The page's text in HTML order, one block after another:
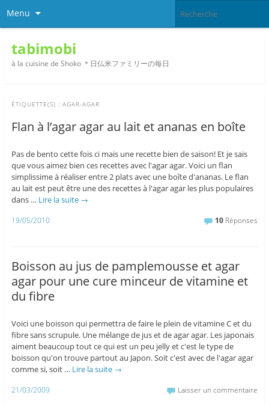
Menu
tabimobi
à la cuisine de Shoko ＊日仏米ファミリーの毎日
ÉTIQUETTE(S) : AGAR-AGAR
Flan à l’agar agar au lait et ananas en boîte
Pas de bento cette fois ci mais une recette bien de saison! Et je sais
que vous aimez bien ces recettes avec l'agar agar. Voici un flan
simplissime à réaliser entre 2 plats avec une boîte d'ananas. Le flan
au lait est peut être une des recettes à l'agar agar les plus populaires
dans … Lire la suite →
19/05/2010 10 Réponses
Boisson au jus de pamplemousse et agar
agar pour une cure minceur de vitamine et
du fibre
Voici une boisson qui permettra de faire le plein de vitamine C et du
fibre sans scrupule. Une mélange de jus et de agar agar. Les japonais
aiment beaucoup tout ce qui est un peu jelly et c'est le type de
boisson qu'on trouve partout au Japon. Soit c'est avec de l'agar agar
comme si, soit … Lire la suite →
21/03/2009 Laisser un commentaire